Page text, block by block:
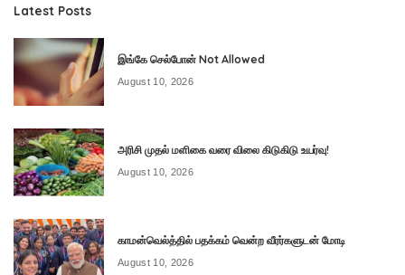
Latest Posts
இங்கே செல்போன் Not Allowed
August 10, 2026
அரிசி முதல் மளிகை வரை விலை கிடுகிடு உயர்வு!
August 10, 2026
காமன்வெல்த்தில் பதக்கம் வென்ற வீரர்களுடன் மோடி
August 10, 2026